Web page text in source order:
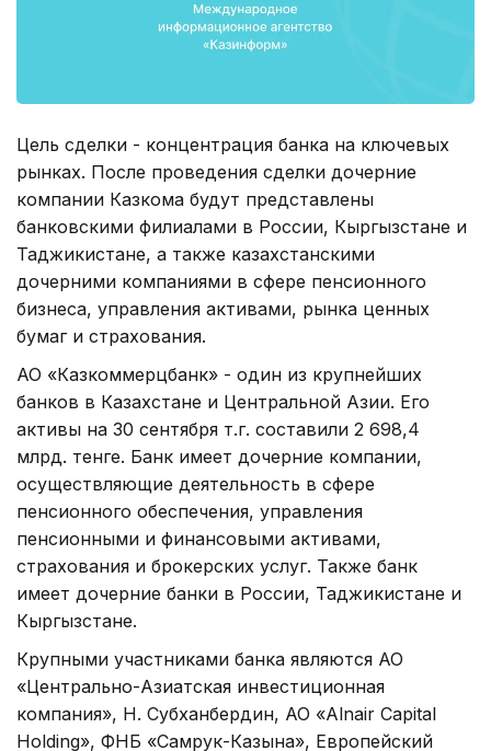
Цель сделки - концентрация банка на ключевых
рынках. После проведения сделки дочерние
компании Казкома будут представлены
банковскими филиалами в России, Кыргызстане и
Таджикистане, а также казахстанскими
дочерними компаниями в сфере пенсионного
бизнеса, управления активами, рынка ценных
бумаг и страхования.
АО «Казкоммерцбанк» - один из крупнейших
банков в Казахстане и Центральной Азии. Его
активы на 30 сентября т.г. составили 2 698,4
млрд. тенге. Банк имеет дочерние компании,
осуществляющие деятельность в сфере
пенсионного обеспечения, управления
пенсионными и финансовыми активами,
страхования и брокерских услуг. Также банк
имеет дочерние банки в России, Таджикистане и
Кыргызстане.
Крупными участниками банка являются АО
«Центрально-Азиатская инвестиционная
компания», Н. Субханбердин, АО «Alnair Capital
Holding», ФНБ «Самрук-Казына», Европейский